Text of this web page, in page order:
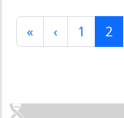
Нумерация
Первая
« ‹ 1 2